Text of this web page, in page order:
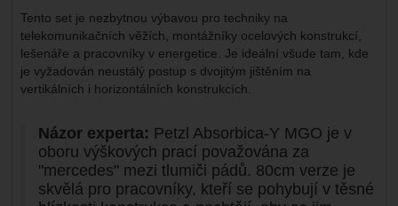
Tento set je nezbytnou výbavou pro techniky na
telekomunikačních věžích, montážníky ocelových konstrukcí,
lešenáře a pracovníky v energetice. Je ideální všude tam, kde
je vyžadován neustálý postup s dvojitým jištěním na
vertikálních i horizontálních konstrukcích.
Názor experta: Petzl Absorbica-Y MGO je v
oboru výškových prací považována za
"mercedes" mezi tlumiči pádů. 80cm verze je
skvělá pro pracovníky, kteří se pohybují v těsné